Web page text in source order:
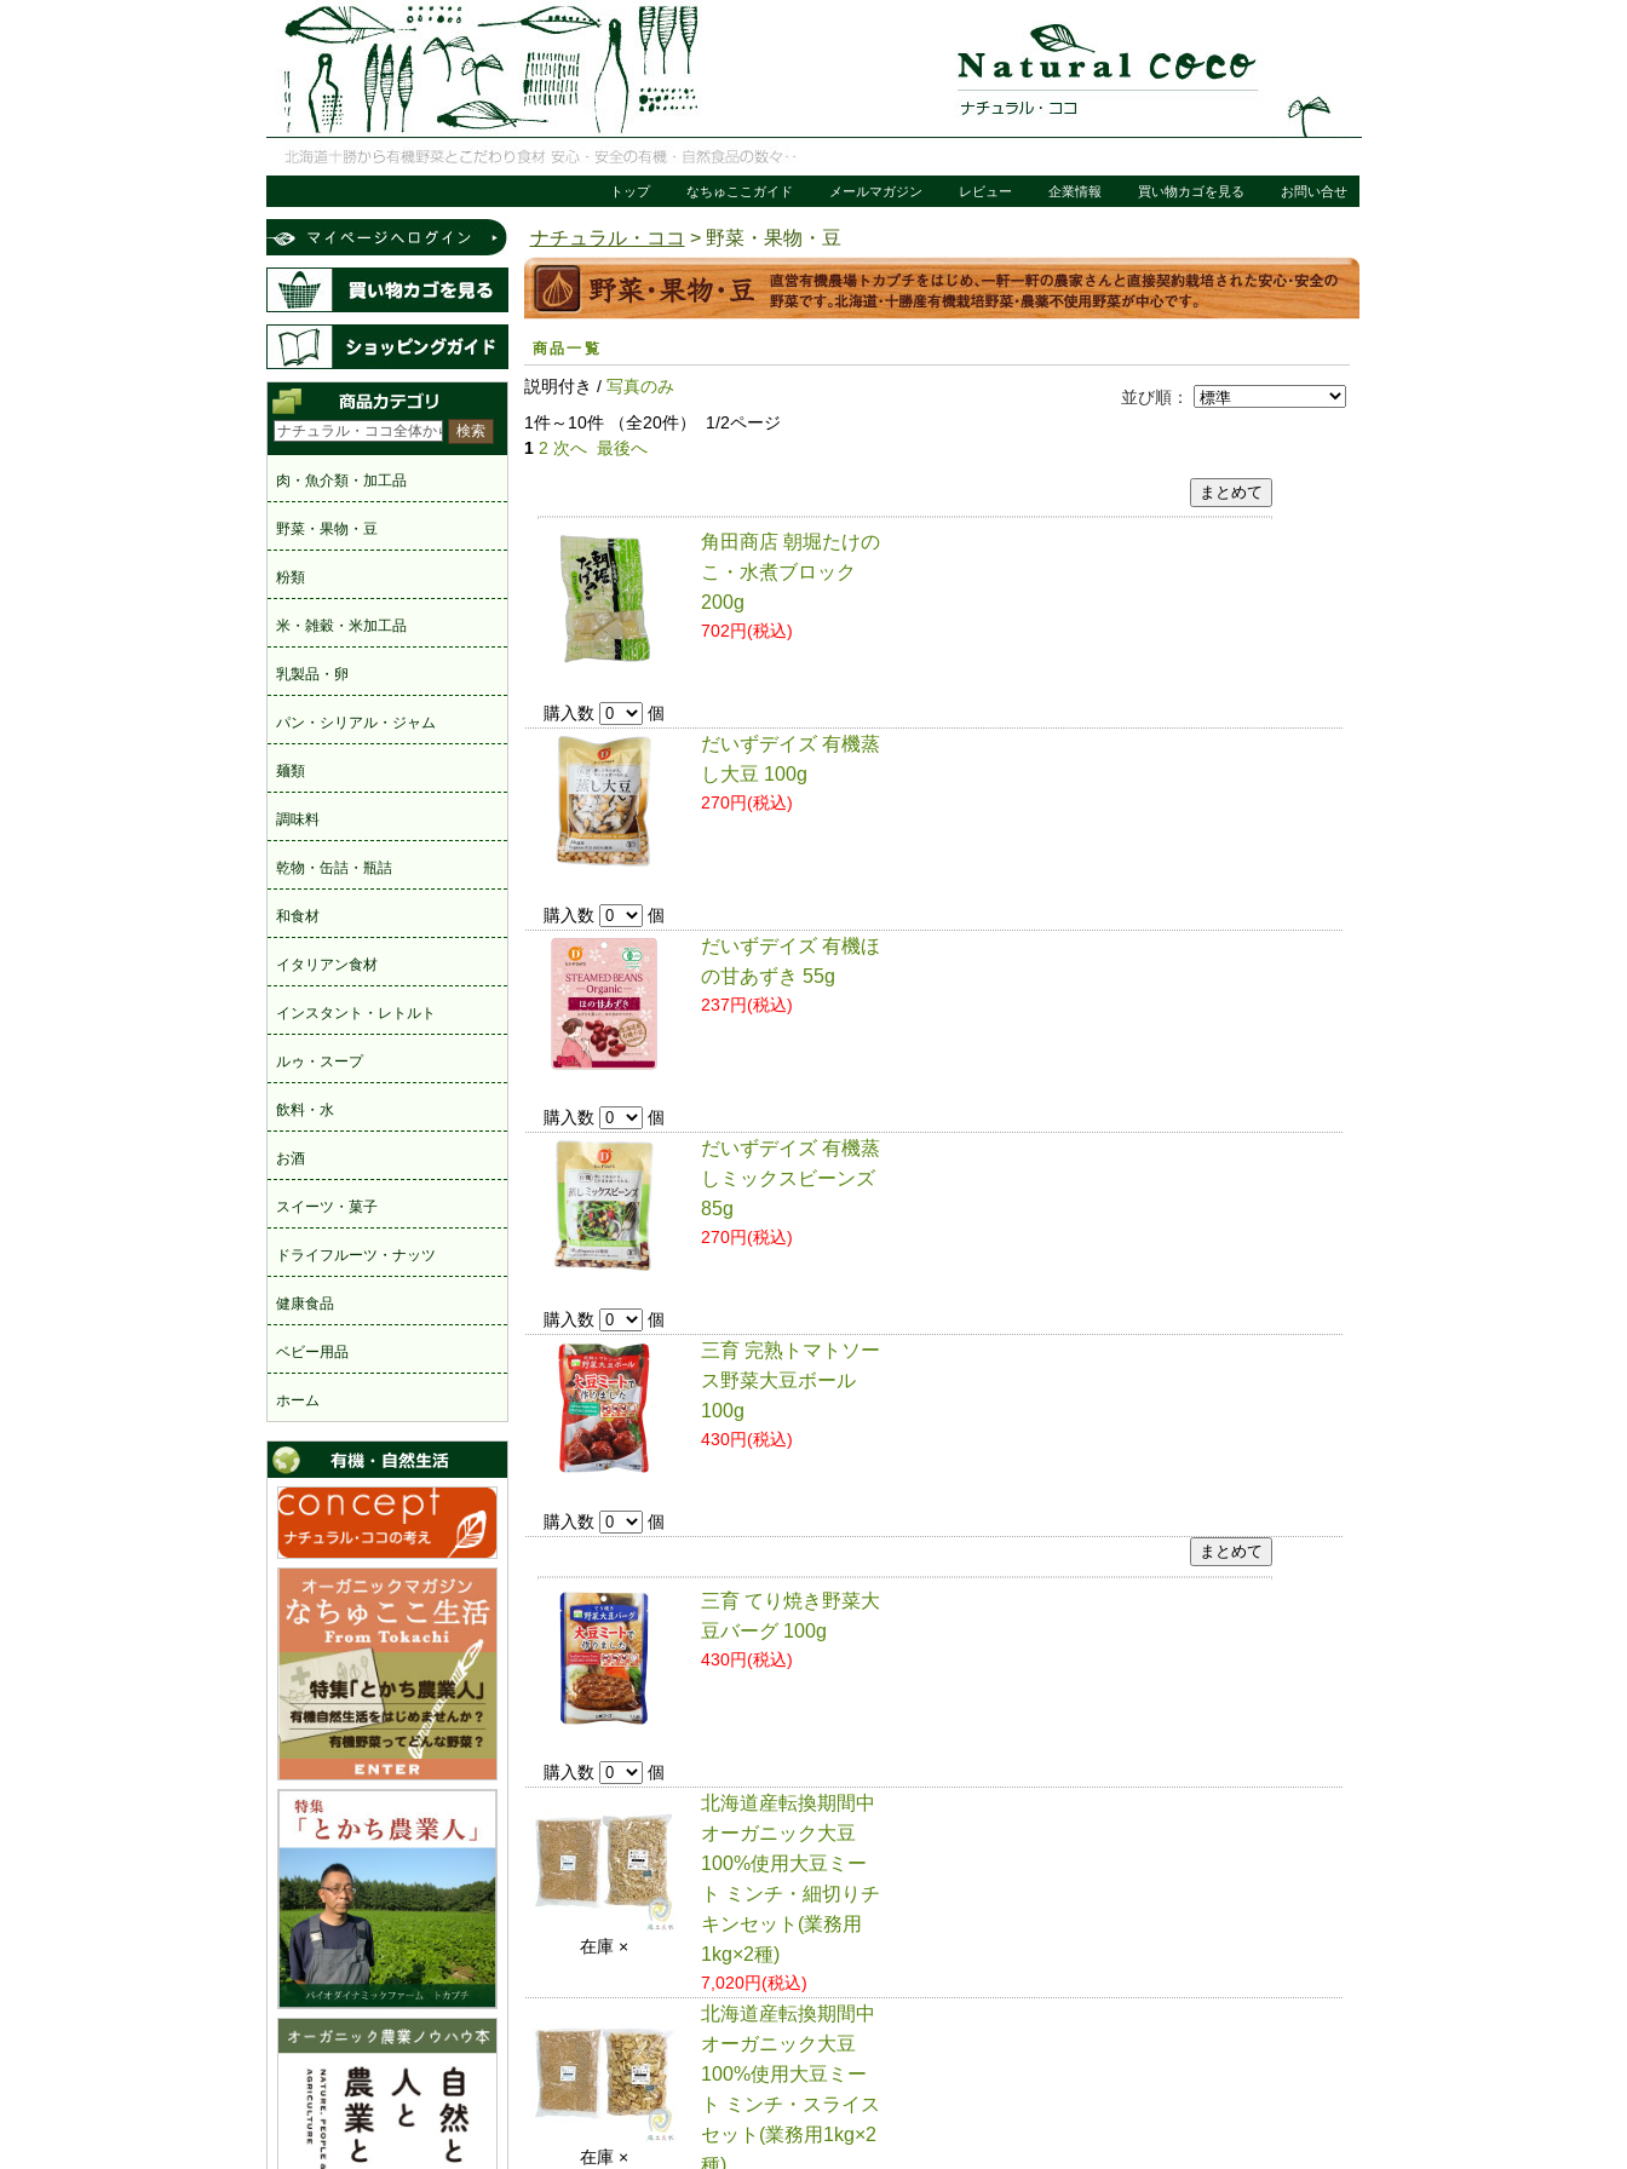
トップ なちゅここガイド メールマガジン レビュー 企業情報 買い物カゴを見る お問い合せ
ナチュラル・ココ > 野菜・果物・豆
商品一覧
並び順：
説明付き / 写真のみ
1件～10件 （全20件） 1/2ページ
1 2 次へ 最後へ
購入数 個
角田商店 朝堀たけの
こ・水煮ブロック
200g
702円(税込)
購入数 個
だいずデイズ 有機蒸
し大豆 100g
270円(税込)
購入数 個
だいずデイズ 有機ほ
の甘あずき 55g
237円(税込)
購入数 個
だいずデイズ 有機蒸
しミックスビーンズ
85g
270円(税込)
購入数 個
三育 完熟トマトソー
ス野菜大豆ボール
100g
430円(税込)
購入数 個
三育 てり焼き野菜大
豆バーグ 100g
430円(税込)
在庫 ×
北海道産転換期間中
オーガニック大豆
100%使用大豆ミー
ト ミンチ・細切りチ
キンセット(業務用
1kg×2種)
7,020円(税込)
在庫 ×
北海道産転換期間中
オーガニック大豆
100%使用大豆ミー
ト ミンチ・スライス
セット(業務用1kg×2